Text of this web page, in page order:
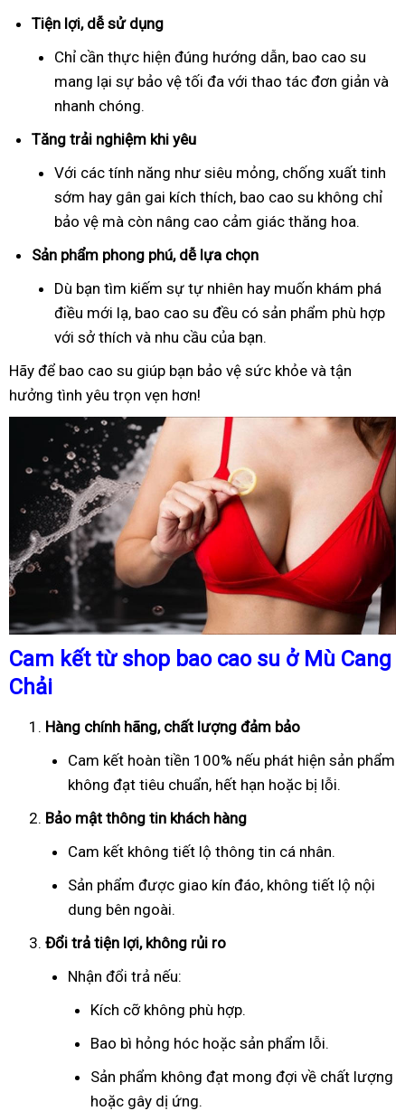
Tiện lợi, dễ sử dụng
Chỉ cần thực hiện đúng hướng dẫn, bao cao su
mang lại sự bảo vệ tối đa với thao tác đơn giản và
nhanh chóng.
Tăng trải nghiệm khi yêu
Với các tính năng như siêu mỏng, chống xuất tinh
sớm hay gân gai kích thích, bao cao su không chỉ
bảo vệ mà còn nâng cao cảm giác thăng hoa.
Sản phẩm phong phú, dễ lựa chọn
Dù bạn tìm kiếm sự tự nhiên hay muốn khám phá
điều mới lạ, bao cao su đều có sản phẩm phù hợp
với sở thích và nhu cầu của bạn.
Hãy để bao cao su giúp bạn bảo vệ sức khỏe và tận
hưởng tình yêu trọn vẹn hơn!
Cam kết từ shop bao cao su ở Mù Cang
Chải
Hàng chính hãng, chất lượng đảm bảo
Cam kết hoàn tiền 100% nếu phát hiện sản phẩm
không đạt tiêu chuẩn, hết hạn hoặc bị lỗi.
Bảo mật thông tin khách hàng
Cam kết không tiết lộ thông tin cá nhân.
Sản phẩm được giao kín đáo, không tiết lộ nội
dung bên ngoài.
Đổi trả tiện lợi, không rủi ro
Nhận đổi trả nếu:
Kích cỡ không phù hợp.
Bao bì hỏng hóc hoặc sản phẩm lỗi.
Sản phẩm không đạt mong đợi về chất lượng
hoặc gây dị ứng.